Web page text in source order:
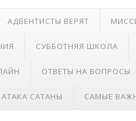
АДВЕНТИСТЫ ВЕРЯТ
СУББОТНЯЯ ШКОЛА
ОТВЕТЫ НА ВОПРОСЫ
САТАНЫ САМЫЕ